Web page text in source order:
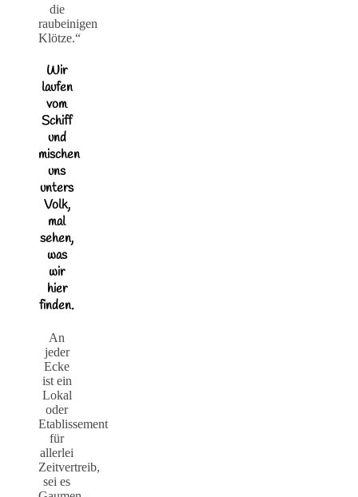
die
raubeinigen
Klötze.“
Wir
laufen
vom
Schiff
und
mischen
uns
unters
Volk,
mal
sehen,
was
wir
hier
finden.
An
jeder
Ecke
ist ein
Lokal
oder
Etablissement
für
allerlei
Zeitvertreib,
sei es